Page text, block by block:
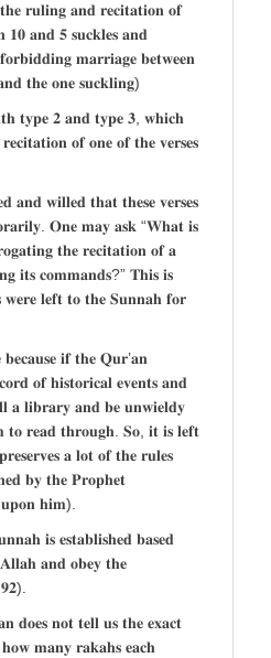
𝐫𝐮𝐥𝐢𝐧𝐠 𝐚𝐧𝐝 𝐫𝐞𝐜𝐢𝐭𝐚𝐭𝐢𝐨𝐧 𝐨𝐟
𝟏𝟎 𝐚𝐧𝐝 𝟓 𝐬𝐮𝐜𝐤𝐥𝐞𝐬 𝐚𝐧𝐝
𝐦𝐚𝐫𝐫𝐢𝐚𝐠𝐞 𝐛𝐞𝐭𝐰𝐞𝐞𝐧
𝐭𝐡𝐞 𝐨𝐧𝐞 𝐬𝐮𝐜𝐤𝐥𝐢𝐧𝐠)
𝐭𝐲𝐩𝐞 𝟐 𝐚𝐧𝐝 𝐭𝐲𝐩𝐞 𝟑, 𝐰𝐡𝐢𝐜𝐡
𝐨𝐟 𝐨𝐧𝐞 𝐨𝐟 𝐭𝐡𝐞 𝐯𝐞𝐫𝐬𝐞𝐬
𝐚𝐧𝐝 𝐰𝐢𝐥𝐥𝐞𝐝 𝐭𝐡𝐚𝐭 𝐭𝐡𝐞𝐬𝐞 𝐯𝐞𝐫𝐬𝐞𝐬
𝐎𝐧𝐞 𝐦𝐚𝐲 𝐚𝐬𝐤 “𝐖𝐡𝐚𝐭 𝐢𝐬
𝐭𝐡𝐞 𝐫𝐞𝐜𝐢𝐭𝐚𝐭𝐢𝐨𝐧 𝐨𝐟 𝐚
𝐢𝐭𝐬 𝐜𝐨𝐦𝐦𝐚𝐧𝐝𝐬?” 𝐓𝐡𝐢𝐬 𝐢𝐬
𝐥𝐞𝐟𝐭 𝐭𝐨 𝐭𝐡𝐞 𝐒𝐮𝐧𝐧𝐚𝐡 𝐟𝐨𝐫
𝐢𝐟 𝐭𝐡𝐞 𝐐𝐮𝐫’𝐚𝐧
𝐨𝐟 𝐡𝐢𝐬𝐭𝐨𝐫𝐢𝐜𝐚𝐥 𝐞𝐯𝐞𝐧𝐭𝐬 𝐚𝐧𝐝
𝐚 𝐥𝐢𝐛𝐫𝐚𝐫𝐲 𝐚𝐧𝐝 𝐛𝐞 𝐮𝐧𝐰𝐢𝐞𝐥𝐝𝐲
𝐫𝐞𝐚𝐝 𝐭𝐡𝐫𝐨𝐮𝐠𝐡. 𝐒𝐨, 𝐢𝐭 𝐢𝐬 𝐥𝐞𝐟𝐭
𝐚 𝐥𝐨𝐭 𝐨𝐟 𝐭𝐡𝐞 𝐫𝐮𝐥𝐞𝐬
𝐛𝐲 𝐭𝐡𝐞 𝐏𝐫𝐨𝐩𝐡𝐞𝐭
𝐡𝐢𝐦).
𝐢𝐬 𝐞𝐬𝐭𝐚𝐛𝐥𝐢𝐬𝐡𝐞𝐝 𝐛𝐚𝐬𝐞𝐝
𝐚𝐧𝐝 𝐨𝐛𝐞𝐲 𝐭𝐡𝐞
𝐝𝐨𝐞𝐬 𝐧𝐨𝐭 𝐭𝐞𝐥𝐥 𝐮𝐬 𝐭𝐡𝐞 𝐞𝐱𝐚𝐜𝐭
𝐦𝐚𝐧𝐲 𝐫𝐚𝐤𝐚𝐡𝐬 𝐞𝐚𝐜𝐡